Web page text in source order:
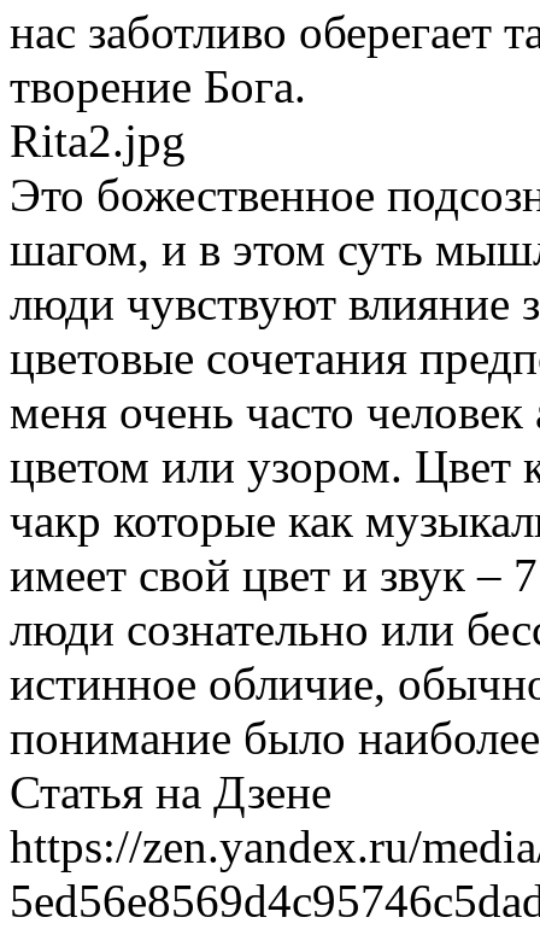
нас заботливо оберегает
творение Бога.
Rita2.jpg
Это божественное
шагом, и в этом суть
люди чувствуют влияние
цветовые сочетания
меня очень часто
цветом или узором. Цвет
чакр которые как
имеет свой цвет и звук –
люди сознательно или
истинное обличие,
понимание было
Статья на Дзене
https://zen.yandex.ru/